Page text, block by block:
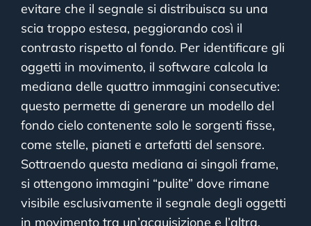
evitare che il segnale si distribuisca su una
scia troppo estesa, peggiorando così il
contrasto rispetto al fondo. Per identificare gli
oggetti in movimento, il software calcola la
mediana delle quattro immagini consecutive:
questo permette di generare un modello del
fondo cielo contenente solo le sorgenti fisse,
come stelle, pianeti e artefatti del sensore.
Sottraendo questa mediana ai singoli frame,
si ottengono immagini “pulite” dove rimane
visibile esclusivamente il segnale degli oggetti
in movimento tra un’acquisizione e l’altra.